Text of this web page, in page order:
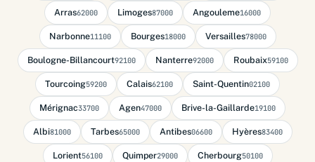
Arras62000 Limoges87000 Angouleme16000
Narbonne11100 Bourges18000 Versailles78000
Boulogne-Billancourt92100 Nanterre92000 Roubaix59100
Tourcoing59200 Calais62100 Saint-Quentin02100
Mérignac33700 Agen47000 Brive-la-Gaillarde19100
Albi81000 Tarbes65000 Antibes06600 Hyères83400
Lorient56100 Quimper29000 Cherbourg50100